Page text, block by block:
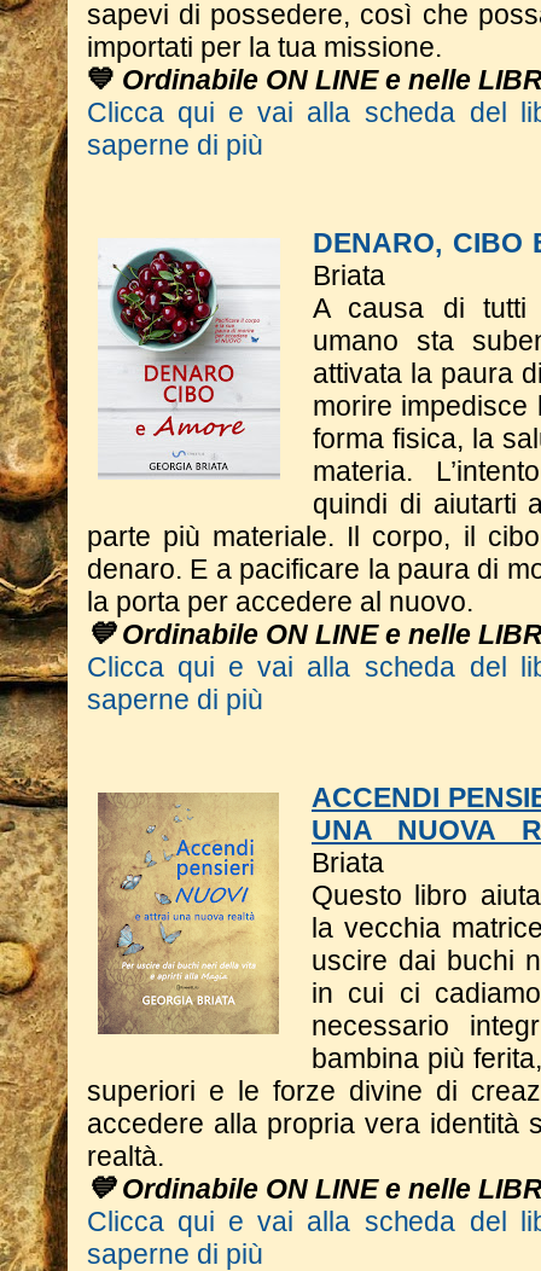
sapevi di possedere, così che
importati per la tua missione.
💙 Ordinabile ON LINE e nelle
Clicca qui e vai alla scheda del
saperne di più
DENARO, CIBO
Briata
A causa di tutti
umano sta
attivata la paura
morire
forma fisica, la
materia.
quindi di aiutarti
parte più materiale. Il corpo, il
denaro. E a pacificare la paura di
la porta per accedere al nuovo.
💙 Ordinabile ON LINE e nelle
Clicca qui e vai alla scheda del
saperne di più
ACCENDI
UNA NUOVA
Briata
Questo libro a
la vecchia
uscire dai buchi
in cui ci
necessario
bambina più
superiori e le forze divine di
accedere alla propria vera identità
realtà.
💙 Ordinabile ON LINE e nelle
Clicca qui e vai alla scheda del
saperne di più